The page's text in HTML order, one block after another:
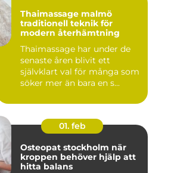
Thaimassage malmö
traditionell teknik för
modern återhämtning
Thaimassage har under de
senaste åren blivit ett
självklart val för många som
söker mer än bara en s...
01. feb
Osteopat stockholm när
kroppen behöver hjälp att
hitta balans